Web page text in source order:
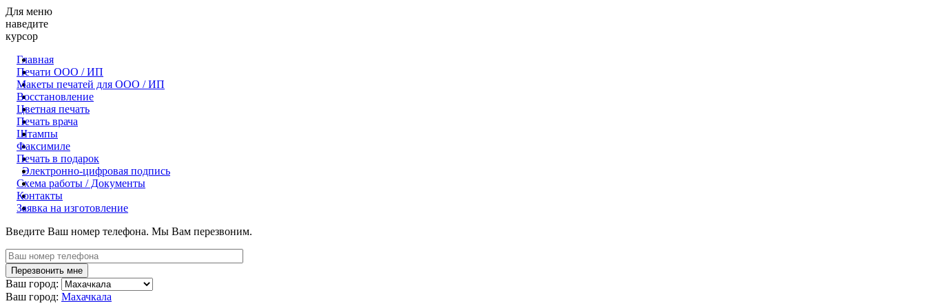
Для меню
наведите
курсор
Главная
Печати ООО / ИП
Макеты печатей для OOO / ИП
Восстановление
Цветная печать
Печать врача
Штампы
Факсимиле
Печать в подарок
Электронно-цифровая подпись
Схема работы / Документы
Контакты
Заявка на изготовление
Введите Ваш номер телефона. Мы Вам перезвоним.
Ваш город:
Ваш город: Махачкала